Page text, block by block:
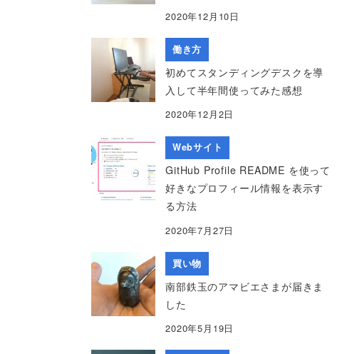
2020年12月10日
働き方
初めてスタンディングデスクを導
入して半年間使ってみた感想
2020年12月2日
Webサイト
GitHub Profile README を使って
好きなプロフィール情報を表示す
る方法
2020年7月27日
買い物
南部鉄玉のアマビエさまが届きま
した
2020年5月19日